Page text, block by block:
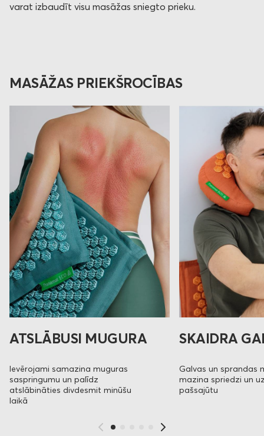
varat izbaudīt visu masāžas sniegto prieku.
MASĀŽAS PRIEKŠROCĪBAS
ATSLĀBUSI MUGURA
Ievērojami samazina muguras
saspringumu un palīdz
atslābināties divdesmit minūšu
laikā
SKAIDRA
Galvas un sprandas
mazina spriedzi un
pašsajūtu